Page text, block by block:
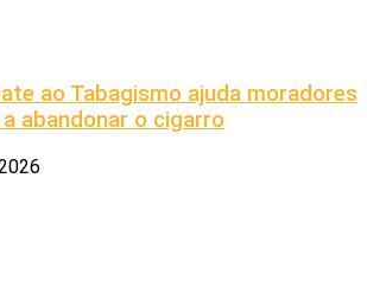
ao Tabagismo ajuda moradores
abandonar o cigarro